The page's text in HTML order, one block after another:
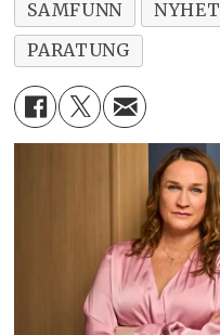
SAMFUNN
PARATUNG